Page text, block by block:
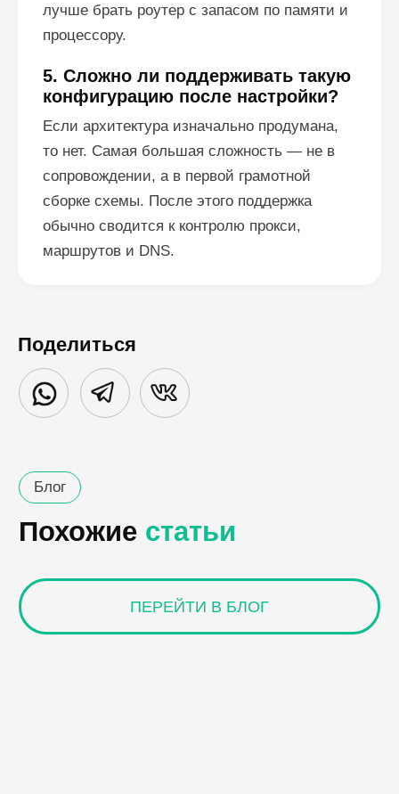
лучше брать роутер с запасом по памяти и
процессору.
5. Сложно ли поддерживать такую
конфигурацию после настройки?
Если архитектура изначально продумана,
то нет. Самая большая сложность — не в
сопровождении, а в первой грамотной
сборке схемы. После этого поддержка
обычно сводится к контролю прокси,
маршрутов и DNS.
Поделиться